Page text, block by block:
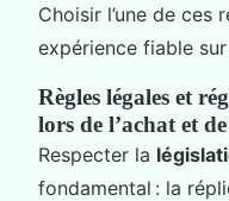
Choisir l’une de ces
expérience fiable
Règles légales et
lors de l’achat et
Respecter la
fondamental : la